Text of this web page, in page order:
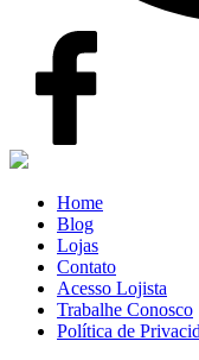
Home
Blog
Lojas
Contato
Acesso Lojista
Trabalhe Conosco
Política de